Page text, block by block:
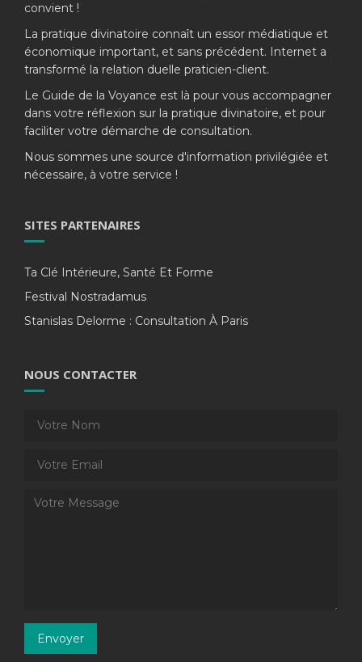
convient !
La pratique divinatoire connaît un essor médiatique et
économique important, et sans précédent. Internet a
transformé la relation duelle praticien-client.
Le Guide de la Voyance est là pour vous accompagner
dans votre réflexion sur la pratique divinatoire, et pour
faciliter votre démarche de consultation.
Nous sommes une source d'information privilégiée et
nécessaire, à votre service !
SITES PARTENAIRES
Ta Clé Intérieure, Santé Et Forme
Festival Nostradamus
Stanislas Delorme : Consultation À Paris
NOUS CONTACTER